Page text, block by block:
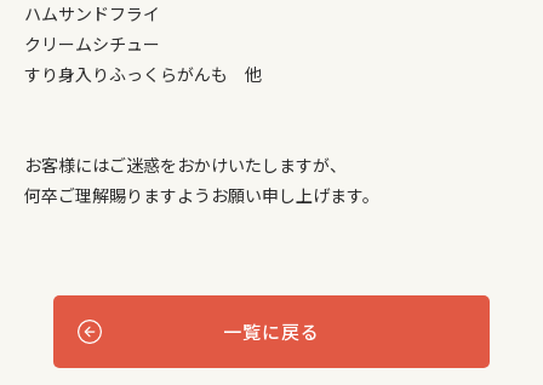
ハムサンドフライ
クリームシチュー
すり身入りふっくらがんも 他
お客様にはご迷惑をおかけいたしますが、
何卒ご理解賜りますようお願い申し上げます。
一覧に戻る